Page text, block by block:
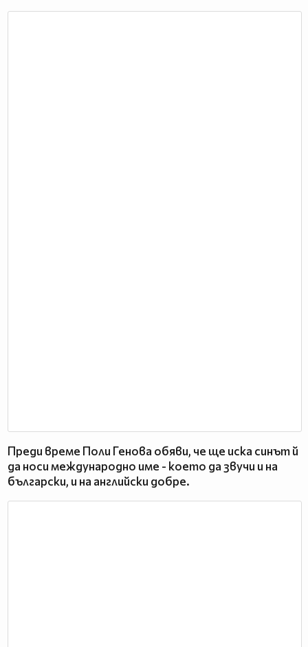
Преди време Поли Генова обяви, че ще иска синът й
да носи международно име - което да звучи и на
български, и на английски добре.